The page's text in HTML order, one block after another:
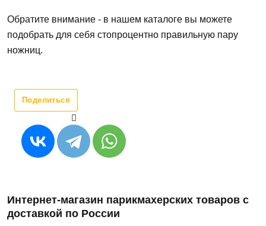
Обратите внимание - в нашем каталоге вы можете
подобрать для себя стопроцентно правильную пару
ножниц.
Поделиться
Интернет-магазин парикмахерских товаров с
доставкой по России